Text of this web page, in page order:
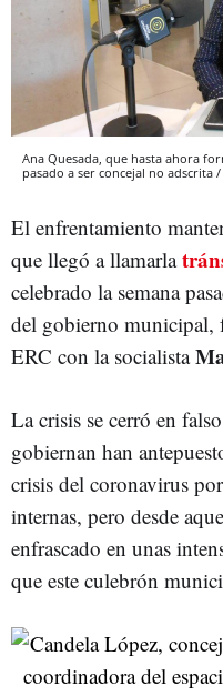
Ana Quesada, que hasta ahora
pasado a ser concejal no adscrita /
El enfrentamiento
que llegó a llamarla
celebrado la semana
del gobierno municipal,
ERC con la socialista
La crisis se cerró en
gobiernan han
crisis del coronavirus
internas, pero desde
enfrascado en unas
que este culebrón